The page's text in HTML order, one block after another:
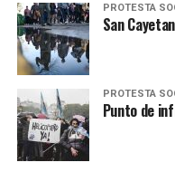
PROTESTA
San
PROTESTA
Punto de